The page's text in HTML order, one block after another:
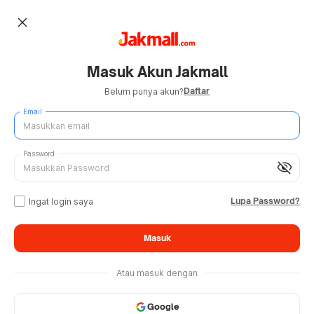
close
Masuk Akun Jakmall
Belum punya akun?Daftar
Email
visibility_off
Password
Ingat login saya Lupa Password?
Masuk
Atau masuk dengan
Google